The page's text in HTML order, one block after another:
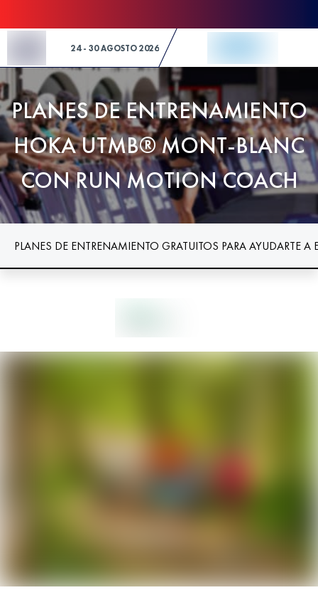
24 - 30 AGOSTO 2026
PLANES DE ENTRENAMIENTO
HOKA UTMB® MONT-BLANC
CON RUN MOTION COACH
PLANES DE ENTRENAMIENTO GRATUITOS PARA AYUDARTE A